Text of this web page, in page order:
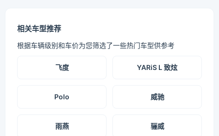
相关车型推荐
根据车辆级别和车价为您筛选了一些热门车型供参考
飞度 YARiS L 致炫
Polo 威驰
雨燕 骊威